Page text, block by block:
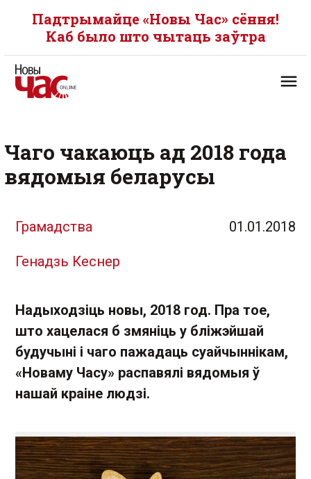
Падтрымайце «Новы Час» сёння!
Каб было што чытаць заўтра
Чаго чакаюць ад 2018 года
вядомыя беларусы
Грамадства 01.01.2018
Генадзь Кеснер
Надыходзіць новы, 2018 год. Пра тое,
што хацелася б змяніць у бліжэйшай
будучыні і чаго пажадаць суайчыннікам,
«Новаму Часу» распавялі вядомыя ў
нашай краіне людзі.